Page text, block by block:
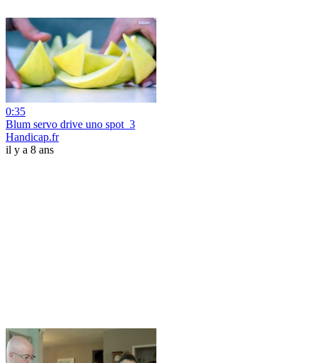
0:35
Blum servo drive uno spot_3
Handicap.fr
il y a 8 ans